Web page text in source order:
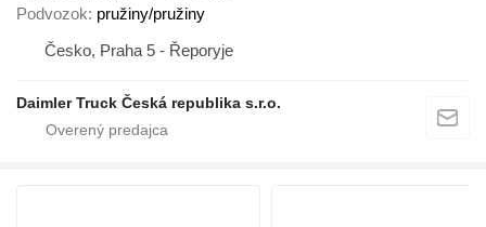
Podvozok pružiny/pružiny
Česko, Praha 5 - Řeporyje
Daimler Truck Česká republika s.r.o.